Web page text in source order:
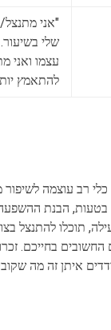
"אני
שלי
עצמו ואני
להתאמץ
רב עוצמה לשיפור
בטעות, הבנת
תוכלו להתנצל
בחייכם.
איתן זה מה